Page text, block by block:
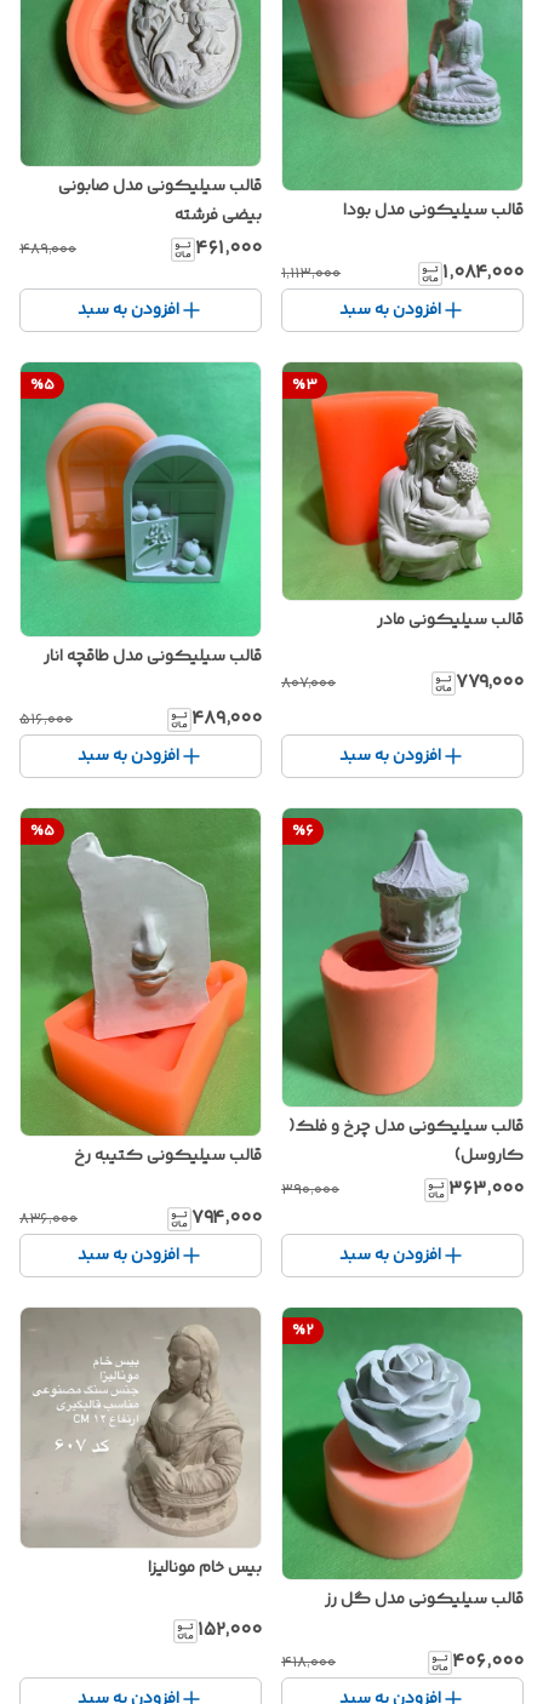
قالب سیلیکونی مدل بودا
۱٬۰۸۴٬۰۰۰ ۱٬۱۱۳٬۰۰۰
افزودن به سبد
قالب سیلیکونی مدل صابونی
بیضی فرشته
۴۶۱٬۰۰۰ ۴۸۹٬۰۰۰
افزودن به سبد
%3
قالب سیلیکونی مادر
۷۷۹٬۰۰۰ ۸۰۷٬۰۰۰
افزودن به سبد
%5
قالب سیلیکونی مدل طاقچه انار
۴۸۹٬۰۰۰ ۵۱۶٬۰۰۰
افزودن به سبد
%6
قالب سیلیکونی مدل چرخ و فلک(
کاروسل)
۳۶۳٬۰۰۰ ۳۹۰٬۰۰۰
افزودن به سبد
%5
قالب سیلیکونی کتیبه رخ
۷۹۴٬۰۰۰ ۸۳۶٬۰۰۰
افزودن به سبد
%2
قالب سیلیکونی مدل گل رز
۴۰۶٬۰۰۰ ۴۱۸٬۰۰۰
بیس خام مونالیزا
۱۵۲٬۰۰۰